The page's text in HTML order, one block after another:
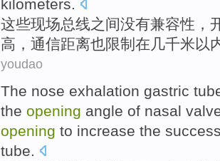
kilometers.
这些现场总线之间没有兼容性，
高 ， 通信距离也限制 在 几千米以
youdao
The nose exhalation gastric
the opening angle of nasal
opening to increase the
tube.